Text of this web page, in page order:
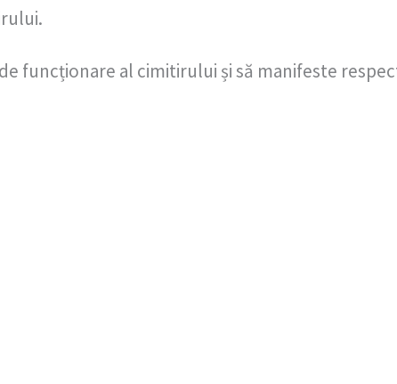
funcționare al cimitirului și să manifeste